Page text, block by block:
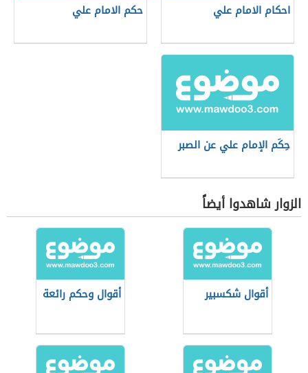
احكام الامام علي حكم الامام علي
حِكَم الإمام علي عن الصبر
الزوار شاهدوا أيضاً
أقوال شكسبير أقوال وحكم رائعة